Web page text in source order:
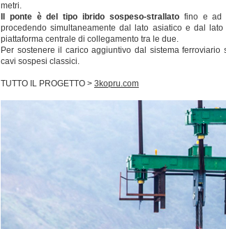
metri.
Il ponte è del tipo ibrido sospeso-strallatofino e ad
procedendo simultaneamente dal lato asiatico e dal
piattaforma centrale di collegamento tra le due.
Per sostenere il carico aggiuntivo dal sistema
cavi sospesi classici.
TUTTO IL PROGETTO > 3kopru.com